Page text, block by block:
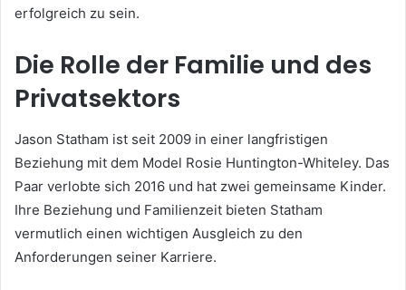
erfolgreich zu sein.
Die Rolle der Familie und des
Privatsektors
Jason Statham ist seit 2009 in einer langfristigen
Beziehung mit dem Model Rosie Huntington-Whiteley. Das
Paar verlobte sich 2016 und hat zwei gemeinsame Kinder.
Ihre Beziehung und Familienzeit bieten Statham
vermutlich einen wichtigen Ausgleich zu den
Anforderungen seiner Karriere.